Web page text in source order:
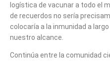
logística de vacunar a todo el
de recuerdos no sería
colocaría a la inmunidad a
nuestro alcance.
Continúa entre la comunidad